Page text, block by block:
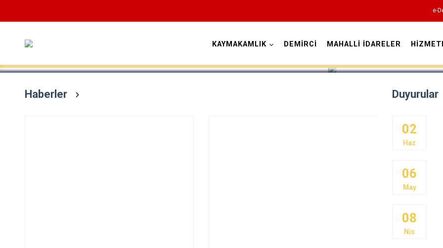
e-
Ahmetli
Alaşehir
Demirci
Gördes
KAYMAKAMLIK DEMİRCİ MAHALLİ İDARELER
Haberler Duyurular
02
Haz
06
May
08
Nis